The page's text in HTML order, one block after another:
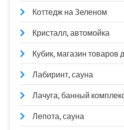
Коттедж на Зеленом
Кристалл, автомойка
Кубик, магазин товаров
Лабиринт, сауна
Лачуга, банный
Лепота, сауна